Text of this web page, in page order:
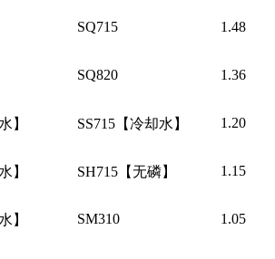
SQ715 1.48
SQ820 1.36
】 SS715 【冷却水】 1.20
】 SH715 【无磷】 1.15
】 SM310 1.05